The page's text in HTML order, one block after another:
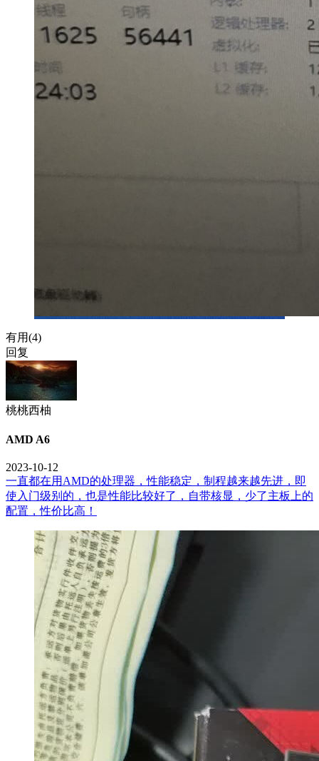
有用(4)
回复
桃桃西柚
AMD A6
2023-10-12
一直都在用AMD的处理器，性能稳定，制程越来越先进，即
使入门级别的，也是性能比较好了，自带核显，少了主板上的
配置，性价比高！